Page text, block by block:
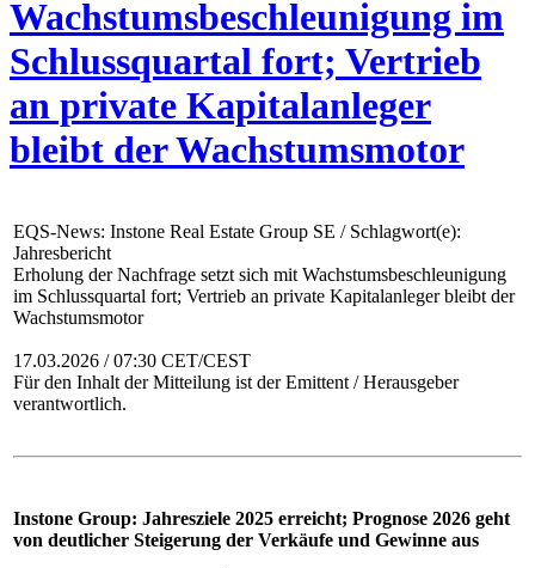
Wachstumsbeschleunigung im
Schlussquartal fort; Vertrieb
an private Kapitalanleger
bleibt der Wachstumsmotor
EQS-News: Instone Real Estate Group SE / Schlagwort(e):
Jahresbericht
Erholung der Nachfrage setzt sich mit Wachstumsbeschleunigung
im Schlussquartal fort; Vertrieb an private Kapitalanleger bleibt der
Wachstumsmotor
17.03.2026 / 07:30 CET/CEST
Für den Inhalt der Mitteilung ist der Emittent / Herausgeber
verantwortlich.
Instone Group: Jahresziele 2025 erreicht; Prognose 2026 geht
von deutlicher Steigerung der Verkäufe und Gewinne aus